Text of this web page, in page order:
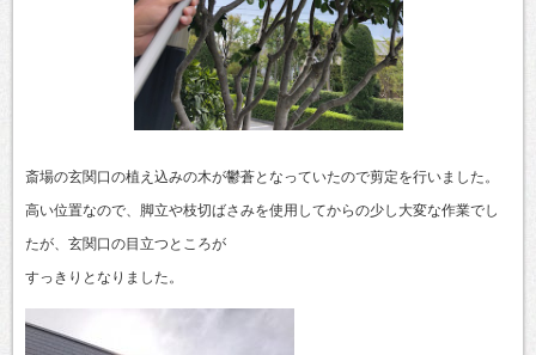
斎場の玄関口の植え込みの木が鬱蒼となっていたので剪定を行いました。
高い位置なので、脚立や枝切ばさみを使用してからの少し大変な作業でし
たが、玄関口の目立つところが
すっきりとなりました。